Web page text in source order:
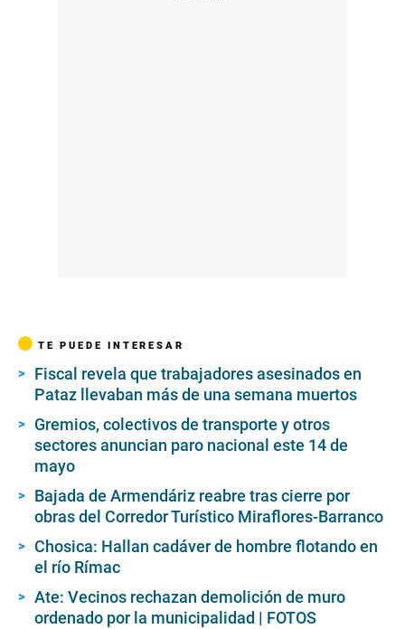
TE PUEDE INTERESAR
Fiscal revela que trabajadores asesinados en
Pataz llevaban más de una semana muertos
Gremios, colectivos de transporte y otros
sectores anuncian paro nacional este 14 de
mayo
Bajada de Armendáriz reabre tras cierre por
obras del Corredor Turístico Miraflores-Barranco
Chosica: Hallan cadáver de hombre flotando en
el río Rímac
Ate: Vecinos rechazan demolición de muro
ordenado por la municipalidad | FOTOS